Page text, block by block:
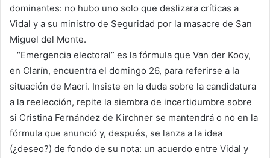
dominantes: no hubo uno solo que deslizara críticas a
Vidal y a su ministro de Seguridad por la masacre de San
Miguel del Monte.
“Emergencia electoral” es la fórmula que Van der Kooy,
en Clarín, encuentra el domingo 26, para referirse a la
situación de Macri. Insiste en la duda sobre la candidatura
a la reelección, repite la siembra de incertidumbre sobre
si Cristina Fernández de Kirchner se mantendrá o no en la
fórmula que anunció y, después, se lanza a la idea
(¿deseo?) de fondo de su nota: un acuerdo entre Vidal y